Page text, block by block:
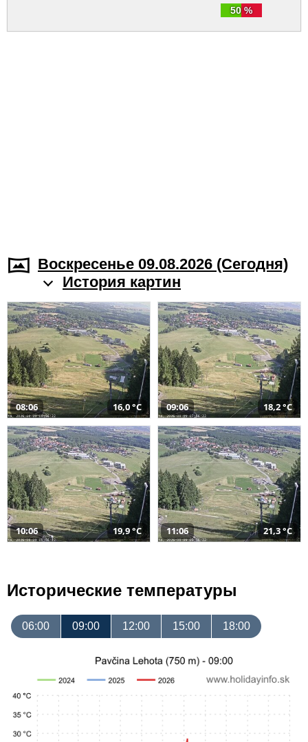
50 %
Воскресенье 09.08.2026 (Cегодня)
История картин
08:06 16,0 °C 09:06 18,2 °C
10:06 19,9 °C 11:06 21,3 °C
Исторические температуры
06:00 09:00 12:00 15:00 18:00